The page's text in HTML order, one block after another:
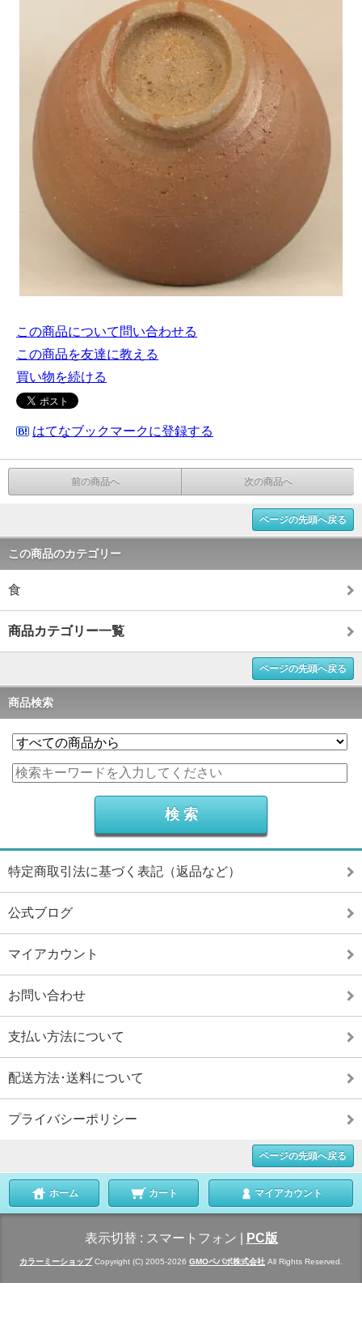
この商品について問い合わせる
この商品を友達に教える
買い物を続ける
はてなブックマークに登録する
前の商品へ 次の商品へ
ページの先頭へ戻る
この商品のカテゴリー
食
商品カテゴリー一覧
ページの先頭へ戻る
商品検索
特定商取引法に基づく表記（返品など）
公式ブログ
マイアカウント
お問い合わせ
支払い方法について
配送方法･送料について
プライバシーポリシー
ページの先頭へ戻る
ホーム カート マイアカウント
表示切替 : スマートフォン PC版
カラーミーショップCopyright (C) 2005-2026 GMOペパボ株式会社 All Rights Reserved.